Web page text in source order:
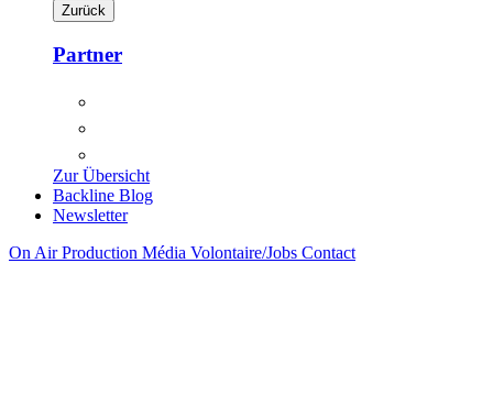
Zurück
Partner
Zur Übersicht
Backline Blog
Newsletter
On AirProduction Média Volontaire/Jobs Contact